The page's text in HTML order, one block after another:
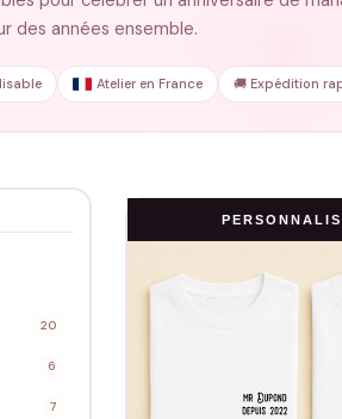
des années ensemble.
Atelier en France 🚚 Expédition
20
6
7